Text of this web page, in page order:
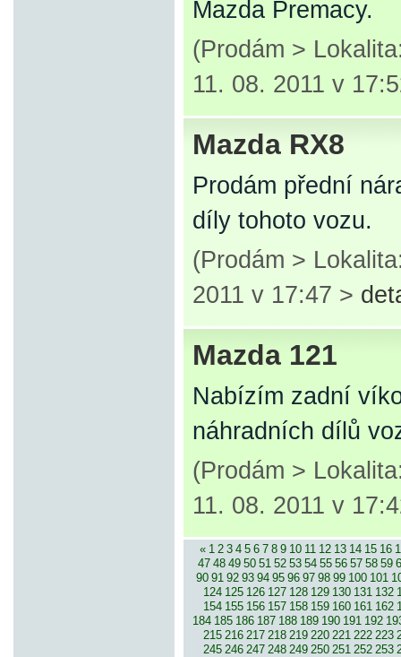
Mazda Premacy.
(Prodám >
11. 08. 2011 v
Mazda RX8
Prodám přední
díly tohoto vozu.
(Prodám >
2011 v 17:47 >
Mazda 121
Nabízím zadní
náhradních dílů
(Prodám >
11. 08. 2011 v
« 1 2 3 4 5 6 7 8 9 10 11 12 13 14 15 16
47 48 49 50 51 52 53 54 55 56 57 58 59
90 91 92 93 94 95 96 97 98 99 100 101
124 125 126 127 128 129 130 131 132
154 155 156 157 158 159 160 161 162
184 185 186 187 188 189 190 191 192
215 216 217 218 219 220 221 222 223
245 246 247 248 249 250 251 252 253